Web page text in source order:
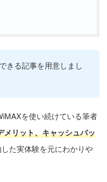
きる記事を用意しまし
を使い続けている筆者
リット、キャッシュバッ
た実体験を元にわかりや